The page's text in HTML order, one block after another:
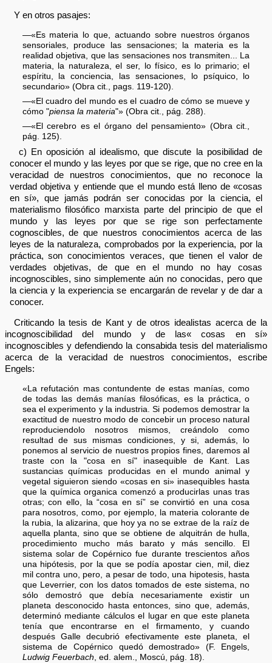
Y en otros pasajes:
—«Es materia lo que, actuando sobre nuestros órganos
sensoriales, produce las sensaciones; la materia es la
realidad objetiva, que las sensaciones nos transmiten... La
materia, la naturaleza, el ser, lo físico, es lo primario; el
espíritu, la conciencia, las sensaciones, lo psíquico, lo
secundario» (Obra cit., pags. 119-120).
—«El cuadro del mundo es el cuadro de cómo se mueve y
cómo "piensa la materia"» (Obra cit., pág. 288).
—«El cerebro es el órgano del pensamiento» (Obra cit.,
pág. 125).
c) En oposición al idealismo, que discute la posibilidad de
conocer el mundo y las leyes por que se rige, que no cree en la
veracidad de nuestros conocimientos, que no reconoce la
verdad objetiva y entiende que el mundo está lleno de «cosas
en sí», que jamás podrán ser conocidas por la ciencia, el
materialismo filosófico marxista parte del principio de que el
mundo y las leyes por que se rige son perfectamente
cognoscibles, de que nuestros conocimientos acerca de las
leyes de la naturaleza, comprobados por la experiencia, por la
práctica, son conocimientos veraces, que tienen el valor de
verdades objetivas, de que en el mundo no hay cosas
incognoscibles, sino simplemente aún no conocidas, pero que
la ciencia y la experiencia se encargarán de revelar y de dar a
conocer.
Criticando la tesis de Kant y de otros idealistas acerca de la
incognoscibilidad del mundo y de las« cosas en sí»
incognoscibles y defendiendo la consabida tesis del materialismo
acerca de la veracidad de nuestros conocimientos, escribe
Engels:
«La refutación mas contundente de estas manías, como
de todas las demás manías filosóficas, es la práctica, o
sea el experimento y la industria. Si podemos demostrar la
exactitud de nuestro modo de concebir un proceso natural
reproduciendolo nosotros mismos, creándolo como
resultad de sus mismas condiciones, y si, además, lo
ponemos al servicio de nuestros propios fines, daremos al
traste con la "cosa en sí" inasequible de Kant. Las
sustancias químicas producidas en el mundo animal y
vegetal siguieron siendo «cosas en si» inasequibles hasta
que la química organica comenzó a producirlas unas tras
otras; con ello, la “cosa en sí” se convirtió en una cosa
para nosotros, como, por ejemplo, la materia colorante de
la rubia, la alizarina, que hoy ya no se extrae de la raíz de
aquella planta, sino que se obtiene de alquitrán de hulla,
procedimiento mucho más barato y más sencillo. El
sistema solar de Copérnico fue durante trescientos años
una hipótesis, por la que se podía apostar cien, mil, diez
mil contra uno, pero, a pesar de todo, una hipotesis, hasta
que Leverrier, con los datos tomados de este sistema, no
sólo demostró que debía necesariamente existir un
planeta desconocido hasta entonces, sino que, además,
determinó mediante cálculos el lugar en que este planeta
tenía que encontrarse en el firmamento, y cuando
después Galle decubrió efectivamente este planeta, el
sistema de Copérnico quedó demostrado» (F. Engels,
Ludwig Feuerbach, ed. alem., Moscú, pág. 18).